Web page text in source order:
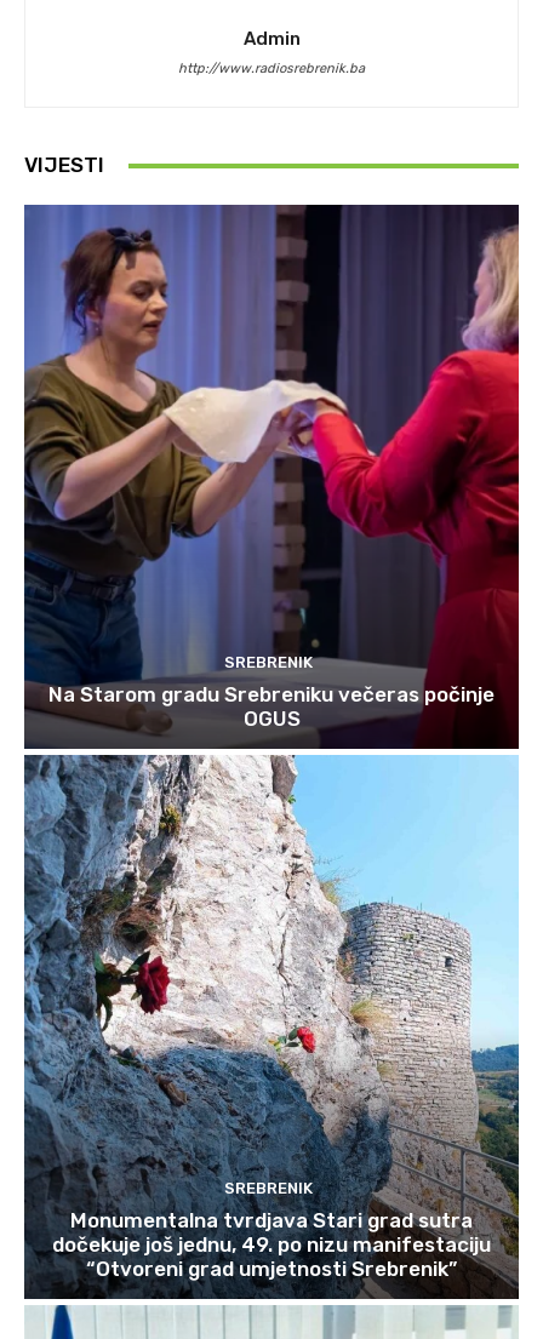
Admin
http://www.radiosrebrenik.ba
VIJESTI
SREBRENIK
Na Starom gradu Srebreniku večeras počinje
OGUS
SREBRENIK
Monumentalna tvrdjava Stari grad sutra
dočekuje još jednu, 49. po nizu manifestaciju
“Otvoreni grad umjetnosti Srebrenik”